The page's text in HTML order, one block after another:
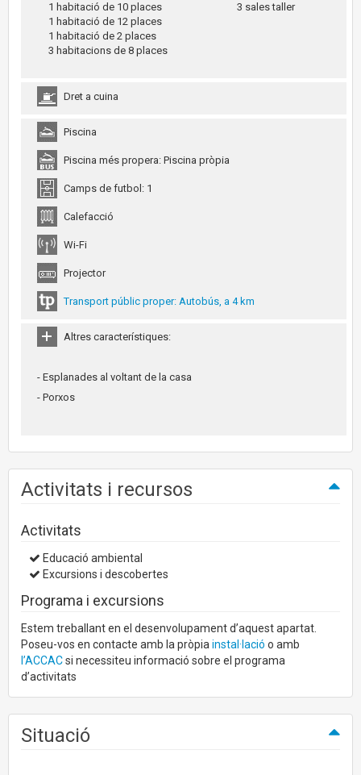
1 habitació de 10 places
1 habitació de 12 places
1 habitació de 2 places
3 habitacions de 8 places
3 sales taller
Dret a cuina
Piscina
Piscina més propera: Piscina pròpia
Camps de futbol: 1
Calefacció
Wi-Fi
Projector
Transport públic proper: Autobús, a 4 km
Altres característiques:
- Esplanades al voltant de la casa
- Porxos
Activitats i recursos
Activitats
Educació ambiental
Excursions i descobertes
Programa i excursions
Estem treballant en el desenvolupament d’aquest apartat.
Poseu-vos en contacte amb la pròpiainstal·lació o amb
l’ACCACsi necessiteu informació sobre el programa
d’activitats
Situació